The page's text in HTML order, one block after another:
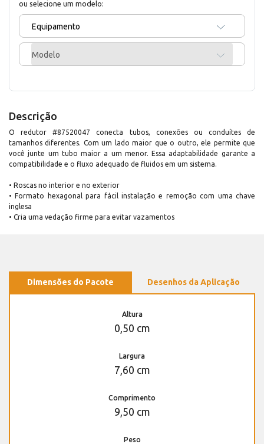
ou selecione um modelo:
Equipamento
Modelo
Descrição
O redutor #87520047 conecta tubos, conexões ou conduítes de
tamanhos diferentes. Com um lado maior que o outro, ele permite que
você junte um tubo maior a um menor. Essa adaptabilidade garante a
compatibilidade e o fluxo adequado de fluidos em um sistema.
• Roscas no interior e no exterior
• Formato hexagonal para fácil instalação e remoção com uma chave
inglesa
• Cria uma vedação firme para evitar vazamentos
Dimensões do Pacote Desenhos da Aplicação
Altura
0,50 cm
Largura
7,60 cm
Comprimento
9,50 cm
Peso